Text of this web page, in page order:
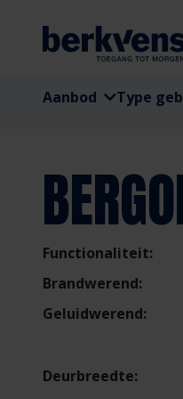
Aanbod Type
Functionaliteit:
Brandwerend:
Geluidwerend:
Deurbreedte: